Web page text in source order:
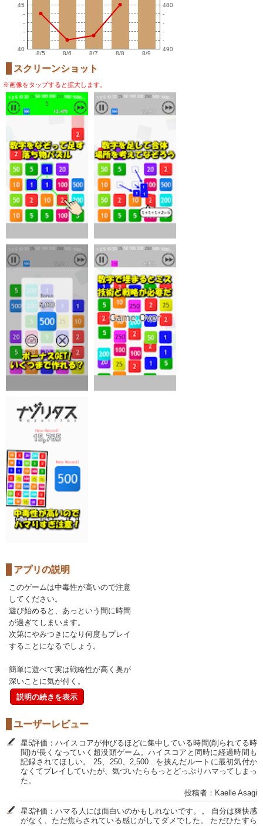
45
-
-
-
-
40
8/5 8/6 8/7 8/8 8/9
480
-
-
-
-
490
スクリーンショット
※画像をタップすると拡大します。
アプリの説明
このゲームは中毒性が高いので注意
してください。
遊び始めると、あっという間に時間
が過ぎてしまいます。
次第にやみつきになり何度もプレイ
することになるでしょう。
簡単に遊べて実は戦略性が高く奥が
深いことに気が付く。
説明の続きを表示
ユーザーレビュー
星5評価：ハイスコアが伸びるほどに集中している時間(削られてる時
間)が長くなっていく超没頭ゲーム。ハイスコアと同時に経過時間も
記録されてほしい。 25、250、2,500...を挟んだルートに最初気付か
なくてプレイしていたが、気づいたらもっとどっぷりハマってしまっ
た。
投稿者：Kaelle Asagi
星3評価：ハマる人には面白いのかもしれないです。。 自分は爽快感
がなく、ただ焦らされている感じがしてダメでした。 ただひたすら